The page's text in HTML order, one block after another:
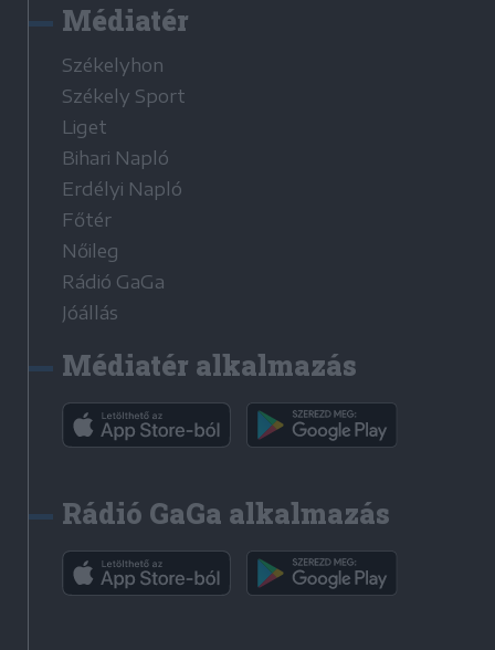
Médiatér
Székelyhon
Székely Sport
Liget
Bihari Napló
Erdélyi Napló
Főtér
Nőileg
Rádió GaGa
Jóállás
Médiatér alkalmazás
Rádió GaGa alkalmazás